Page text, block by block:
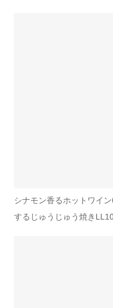
シナモン香るホットワイ
するじゅうじゅう焼き